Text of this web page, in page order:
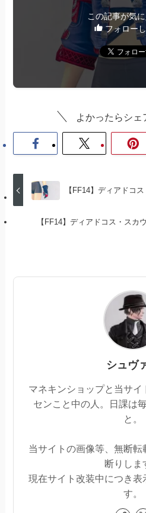
この記事が気
フォローし
よかったらシェ
【FF14】ディアドコ
【FF14】ディアドコス・スカ
シュヴ
マネキンショップと当サイ
センこと中の人。日課は
と。
当サイトの画像等、無断
断りしま
現在サイト改装中につき表
す。